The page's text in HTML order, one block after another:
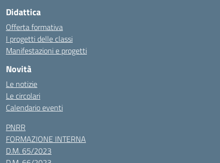
Didattica
Offerta formativa
I progetti delle classi
Manifestazioni e progetti
Novità
Le notizie
Le circolari
Calendario eventi
PNRR
FORMAZIONE INTERNA
D.M. 65/2023